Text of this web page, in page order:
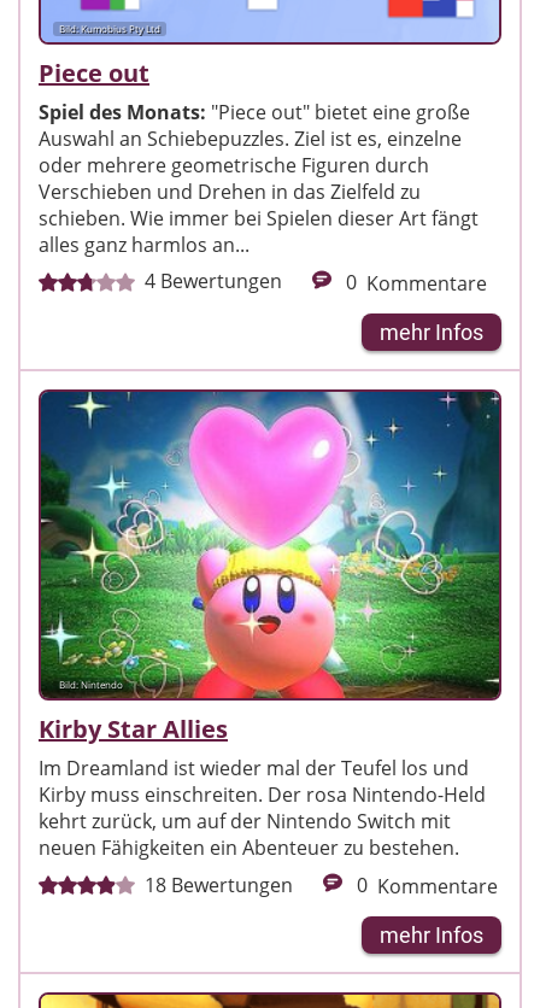
Bild: Kumobius Pty Ltd
Piece out
Spiel des Monats: "Piece out" bietet eine große
Auswahl an Schiebepuzzles. Ziel ist es, einzelne
oder mehrere geometrische Figuren durch
Verschieben und Drehen in das Zielfeld zu
schieben. Wie immer bei Spielen dieser Art fängt
alles ganz harmlos an...
4 Bewertungen 0 Kommentare
mehr Infos
Bild: Nintendo
Kirby Star Allies
Im Dreamland ist wieder mal der Teufel los und
Kirby muss einschreiten. Der rosa Nintendo-Held
kehrt zurück, um auf der Nintendo Switch mit
neuen Fähigkeiten ein Abenteuer zu bestehen.
18 Bewertungen 0 Kommentare
mehr Infos